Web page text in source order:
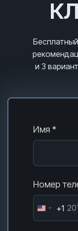
и 3
Имя *
Номер
+1